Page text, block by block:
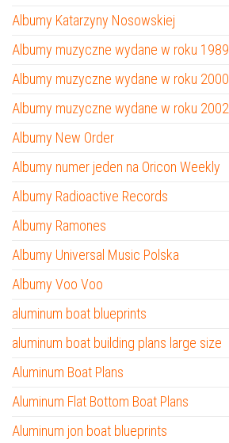
Albumy Katarzyny Nosowskiej
Albumy muzyczne wydane w roku 1989
Albumy muzyczne wydane w roku 2000
Albumy muzyczne wydane w roku 2002
Albumy New Order
Albumy numer jeden na Oricon Weekly
Albumy Radioactive Records
Albumy Ramones
Albumy Universal Music Polska
Albumy Voo Voo
aluminum boat blueprints
aluminum boat building plans large size
Aluminum Boat Plans
Aluminum Flat Bottom Boat Plans
Aluminum jon boat blueprints